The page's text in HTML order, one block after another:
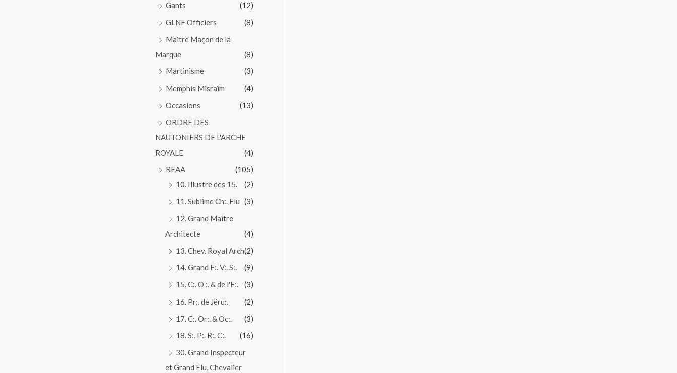
Gants
(12)
GLNF Officiers
(8)
Maitre Maçon de la
Marque
(8)
Martinisme
(3)
Memphis Misraïm
(4)
Occasions
(13)
ORDRE DES
NAUTONIERS DE L'ARCHE
ROYALE
(4)
REAA
(105)
10. Illustre des 15.
(2)
11. Sublime Ch:. Elu (3)
12. Grand Maître
Architecte
(4)
13. Chev. Royal Arch(2)
14. Grand E:. V:. S:.
(9)
15. C:. O :. & de l'E:.
(3)
16. Pr:. de Jéru:.
(2)
17. C:. Or:. & Oc:.
(3)
18. S:. P:. R:. C:.
(16)
30. Grand Inspecteur
et Grand Elu, Chevalier